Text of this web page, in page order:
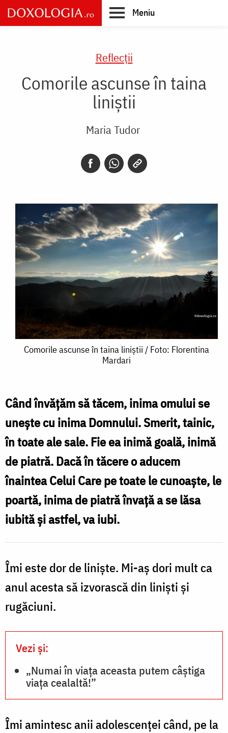
Skip
to
main
Meniu
Reflecții
Comorile ascunse în taina
liniștii
Maria Tudor
Comorile
taina
liniștii
/
Foto:
Florentina
Comorile ascunse în taina liniștii / Foto: Florentina
Mardari
Când învățăm să tăcem, inima omului se
unește cu inima Domnului. Smerit, tainic,
în toate ale sale. Fie ea inimă goală, inimă
de piatră. Dacă în tăcere o aducem
înaintea Celui Care pe toate le cunoaște, le
poartă, inima de piatră învață a se lăsa
iubită și astfel, va iubi.
Îmi este dor de liniște. Mi-aș dori mult ca
anul acesta să izvorască din liniști și
rugăciuni.
Vezi și:
„Numai în viața aceasta putem câștiga
viața cealaltă!”
Îmi amintesc anii adolescenței când, pe la